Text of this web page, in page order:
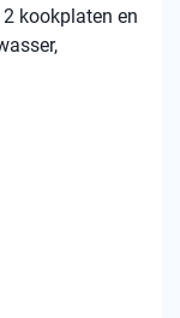
kookplaten en